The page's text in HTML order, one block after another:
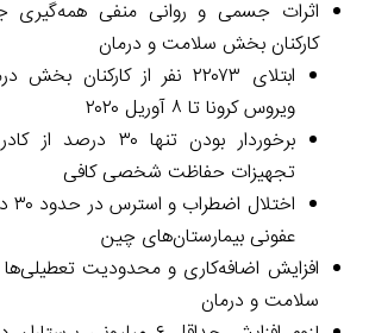
کارکنان بخش سلامت و درمان
ویروس کرونا تا ۸ آوریل ۲۰۲۰
برخوردار بودن تنها
تجهیزات حفاظت شخصی کافی
عفونی بیمارستان‌های چین
افزایش اضافه‌کاری و محدودیت
سلامت و درمان